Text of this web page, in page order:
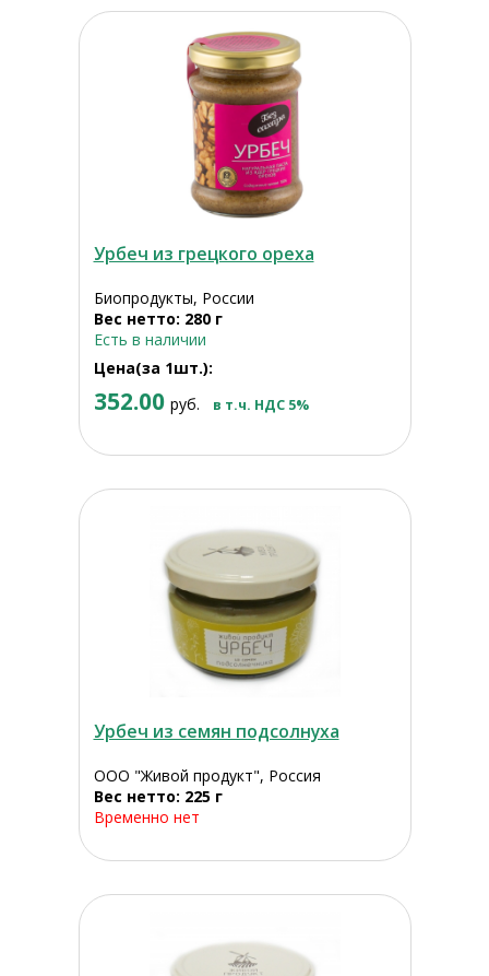
Урбеч из грецкого ореха
Биопродукты, России
Вес нетто: 280 г
Есть в наличии
Цена(за 1шт.):
352.00 руб. в т.ч. НДС 5%
Урбеч из семян подсолнуха
ООО "Живой продукт", Россия
Вес нетто: 225 г
Временно нет